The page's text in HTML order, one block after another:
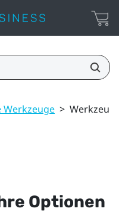
Werkzeuge >
Optionen